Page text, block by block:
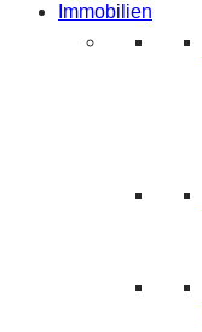
Immobilien